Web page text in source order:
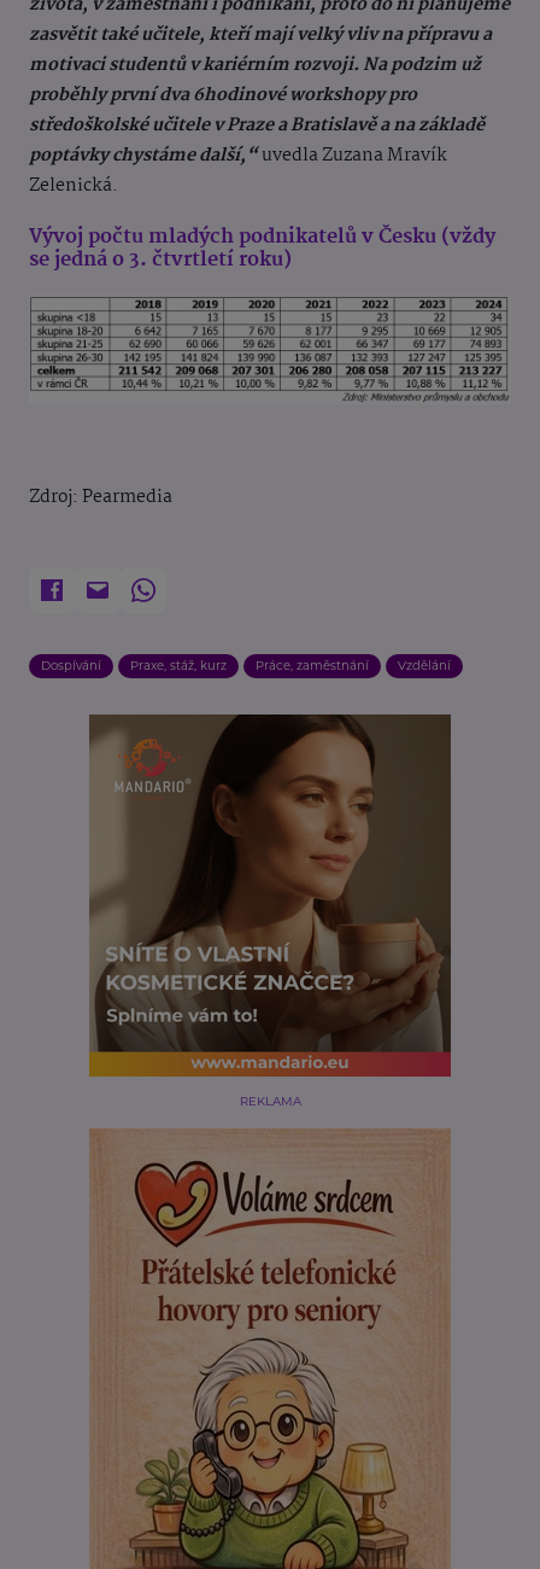
zasvětit také učitele, kteří mají velký vliv na přípravu a
motivaci studentů v kariérním rozvoji. Na podzim už
proběhly první dva 6hodinové workshopy pro
středoškolské učitele v Praze a Bratislavě a na základě
poptávky chystáme další,“uvedla Zuzana Mravík
Zelenická.
Vývoj počtu mladých podnikatelů v Česku (vždy
se jedná o 3. čtvrtletí roku)
Zdroj: Pearmedia
Dospívání Praxe, stáž, kurz Práce, zaměstnání Vzdělání
REKLAMA